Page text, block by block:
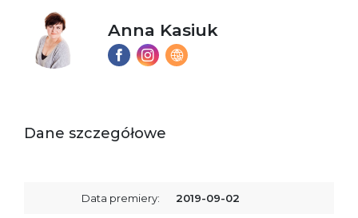
Anna Kasiuk
Dane szczegółowe
Data premiery: 2019-09-02